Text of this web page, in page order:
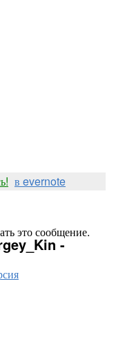
в evernote
это сообщение.
-